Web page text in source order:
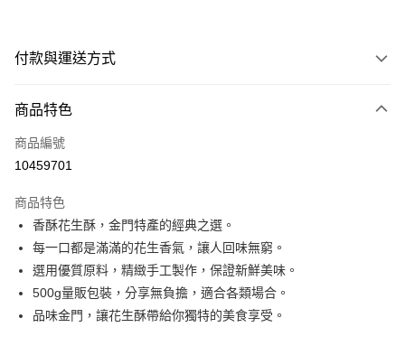
付款與運送方式
信用卡一次付款
LINE Pay
街口支付
悠遊付
全盈+PAY
AFTEE先享後付
商品特色
商品編號
10459701
商品特色
香酥花生酥，金門特產的經典之選。
每一口都是滿滿的花生香氣，讓人回味無窮。
選用優質原料，精緻手工製作，保證新鮮美味。
500g量販包裝，分享無負擔，適合各類場合。
品味金門，讓花生酥帶給你獨特的美食享受。